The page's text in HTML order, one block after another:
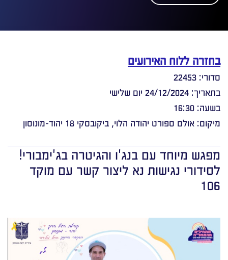
בחזרה ללוח האירועים
סדורי: 22453
בתאריך: 24/12/2024 יום שלישי
בשעה: 16:30
מיקום: אולם ספורט יהודה הלוי, ביקובסקי 18 יהוד-מונוסון
מפגש מיוחד עם בנג'ו והגיטרה בג'ימבורי!
לסידורי נגישות נא ליצור קשר עם מוקד
106